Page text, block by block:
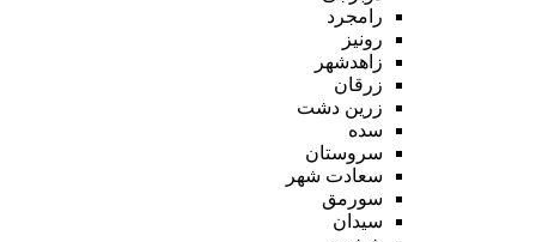
رامجرد
رونیز
زاهدشهر
زرقان
زرین دشت
سده
سروستان
سعادت شهر
سورمق
سیدان